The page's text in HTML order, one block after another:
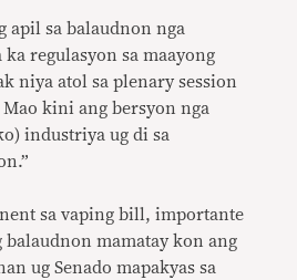
apil sa balaudnon nga
ka regulasyon sa maayong
niya atol sa plenary session
kini ang bersyon nga
industriya ug di sa
sa vaping bill, importante
balaudnon mamatay kon ang
ug Senado mapakyas sa